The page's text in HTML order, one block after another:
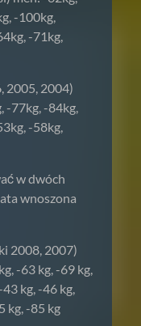
-100kg,
-71kg,
2005, 2004)
-77kg, -84kg,
-58kg,
w dwóch
wnoszona
2008, 2007)
-63 kg, -69 kg,
kg, -46 kg,
kg, -85 kg